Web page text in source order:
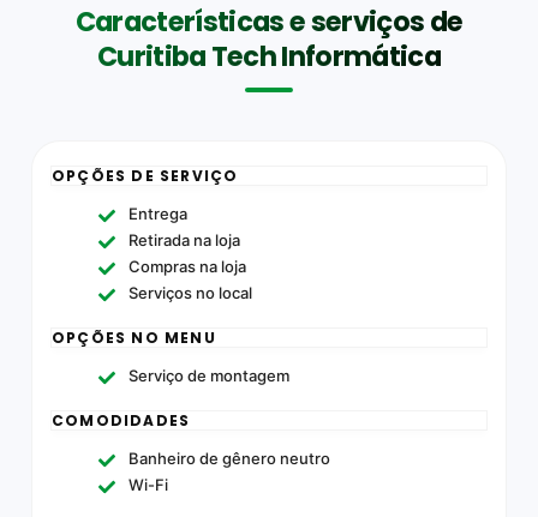
Características e serviços de
Curitiba Tech Informática
OPÇÕES DE SERVIÇO
Entrega
Retirada na loja
Compras na loja
Serviços no local
OPÇÕES NO MENU
Serviço de montagem
COMODIDADES
Banheiro de gênero neutro
Wi-Fi